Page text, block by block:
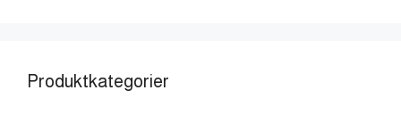
Produktkategorier